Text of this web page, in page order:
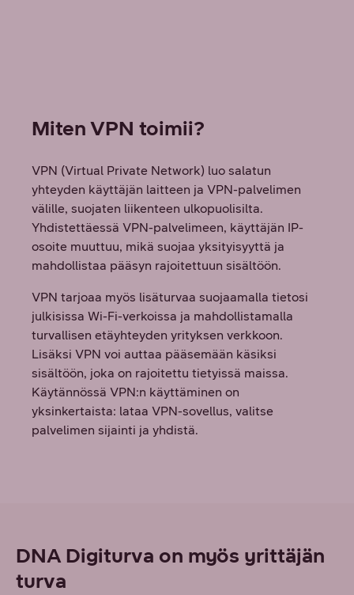
Miten VPN toimii?
VPN (Virtual Private Network) luo salatun
yhteyden käyttäjän laitteen ja VPN-palvelimen
välille, suojaten liikenteen ulkopuolisilta.
Yhdistettäessä VPN-palvelimeen, käyttäjän IP-
osoite muuttuu, mikä suojaa yksityisyyttä ja
mahdollistaa pääsyn rajoitettuun sisältöön.
VPN tarjoaa myös lisäturvaa suojaamalla tietosi
julkisissa Wi-Fi-verkoissa ja mahdollistamalla
turvallisen etäyhteyden yrityksen verkkoon.
Lisäksi VPN voi auttaa pääsemään käsiksi
sisältöön, joka on rajoitettu tietyissä maissa.
Käytännössä VPN:n käyttäminen on
yksinkertaista: lataa VPN-sovellus, valitse
palvelimen sijainti ja yhdistä.
DNA Digiturva on myös yrittäjän
turva